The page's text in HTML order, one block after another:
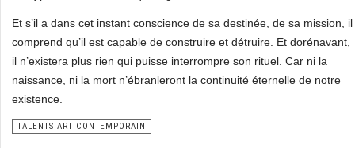
Et s’il a dans cet instant conscience de sa destinée, de sa mission, il
comprend qu’il est capable de construire et détruire. Et dorénavant,
il n’existera plus rien qui puisse interrompre son rituel. Car ni la
naissance, ni la mort n’ébranleront la continuité éternelle de notre
existence.
TALENTS ART CONTEMPORAIN